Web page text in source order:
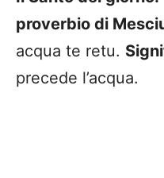
proverbio di
acqua te retu.
precede l’acqua.